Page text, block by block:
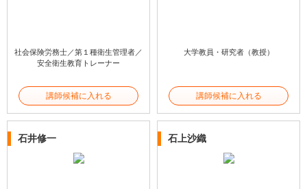
社会保険労務士／第１種衛生管理者／
安全衛生教育トレーナー
講師候補に入れる
大学教員・研究者（教授）
講師候補に入れる
石井修一 石上沙織